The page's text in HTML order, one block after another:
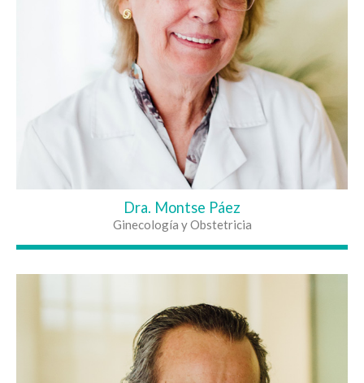
Dra. Montse Páez
Ginecología y Obstetricia